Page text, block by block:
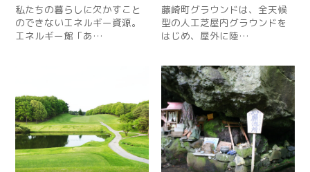
私たちの暮らしに欠かすこと
のできないエネルギー資源。
エネルギー館「あ…
藤崎町グラウンドは、全天候
型の人工芝屋内グラウンドを
はじめ、屋外に陸…